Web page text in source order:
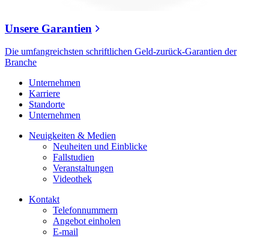
Unsere Garantien
Die umfangreichsten schriftlichen Geld-zurück-Garantien der
Branche
Unternehmen
Karriere
Standorte
Unternehmen
Neuigkeiten & Medien
Neuheiten und Einblicke
Fallstudien
Veranstaltungen
Videothek
Kontakt
Telefonnummern
Angebot einholen
E-mail